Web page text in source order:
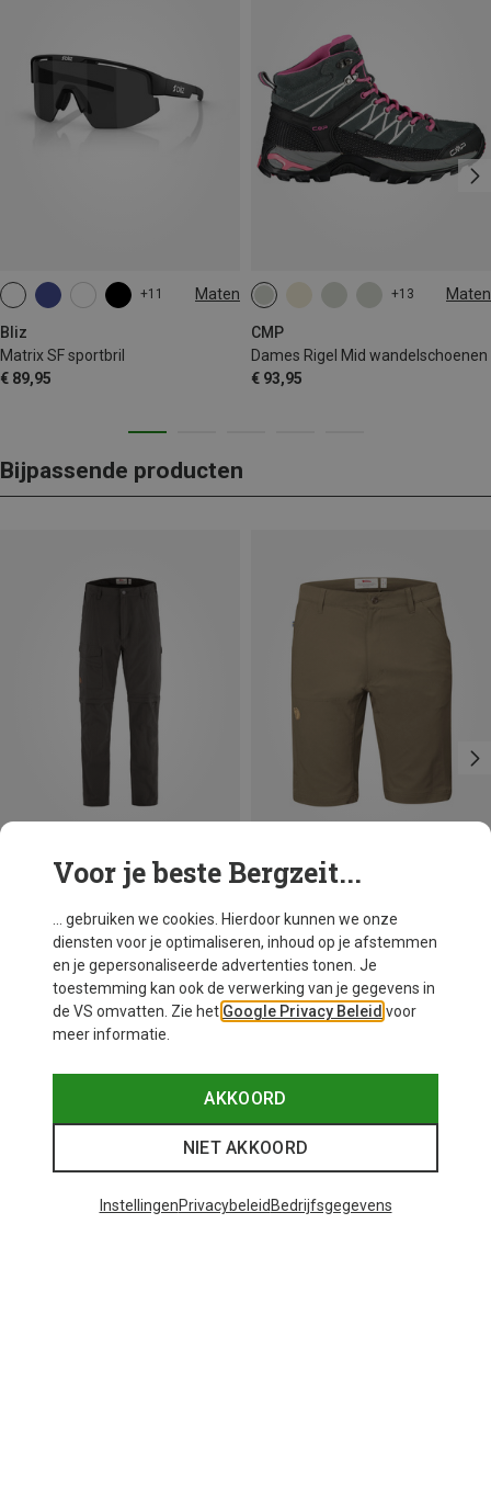
+11 Maten
Bliz
Matrix SF sportbril
€ 89,95
ONE SIZE
+13 Maten
CMP
Dames Rigel Mid wandelschoenen
€ 93,95
Bijpassende producten
Je bespaart 10% Je bespaart 33%
Voor je beste Bergzeit...
... gebruiken we cookies. Hierdoor kunnen we onze
diensten voor je optimaliseren, inhoud op je afstemmen
en je gepersonaliseerde advertenties tonen. Je
toestemming kan ook de verwerking van je gegevens in
de VS omvatten. Zie het Google Privacy Beleid voor
meer informatie.
AKKOORD
NIET AKKOORD
InstellingenPrivacybeleid Bedrijfsgegevens